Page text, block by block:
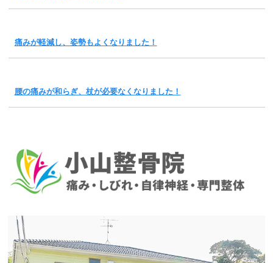
痛みが軽減し、姿勢もよくなりました！
腰の痛みが和らぎ、杖が必要なくなりました！